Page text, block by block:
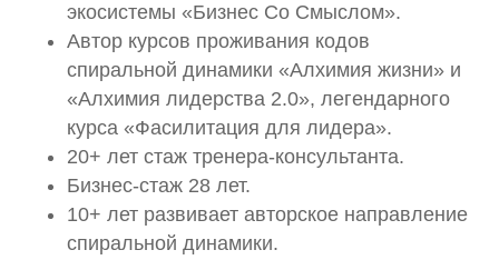
экосистемы «Бизнес Со Смыслом».
Автор курсов проживания кодов
спиральной динамики «Алхимия жизни» и
«Алхимия лидерства 2.0», легендарного
курса «Фасилитация для лидера».
20+ лет стаж тренера-консультанта.
Бизнес-стаж 28 лет.
10+ лет развивает авторское направление
спиральной динамики.